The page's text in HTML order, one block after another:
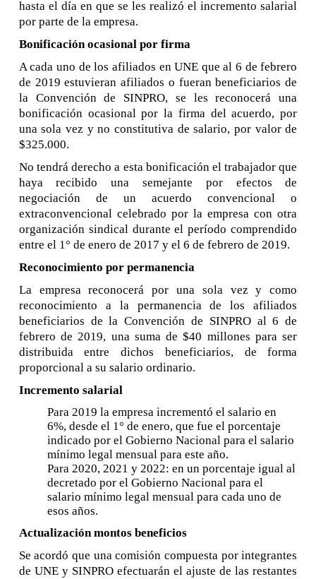
hasta el día en que se les realizó el incremento salarial
por parte de la empresa.
Bonificación ocasional por firma
A cada uno de los afiliados en UNE que al 6 de febrero
de 2019 estuvieran afiliados o fueran beneficiarios de
la Convención de SINPRO, se les reconocerá una
bonificación ocasional por la firma del acuerdo, por
una sola vez y no constitutiva de salario, por valor de
$325.000.
No tendrá derecho a esta bonificación el trabajador que
haya recibido una semejante por efectos de
negociación de un acuerdo convencional o
extraconvencional celebrado por la empresa con otra
organización sindical durante el período comprendido
entre el 1° de enero de 2017 y el 6 de febrero de 2019.
Reconocimiento por permanencia
La empresa reconocerá por una sola vez y como
reconocimiento a la permanencia de los afiliados
beneficiarios de la Convención de SINPRO al 6 de
febrero de 2019, una suma de $40 millones para ser
distribuida entre dichos beneficiarios, de forma
proporcional a su salario ordinario.
Incremento salarial
Para 2019 la empresa incrementó el salario en
6%, desde el 1° de enero, que fue el porcentaje
indicado por el Gobierno Nacional para el salario
mínimo legal mensual para este año.
Para 2020, 2021 y 2022: en un porcentaje igual al
decretado por el Gobierno Nacional para el
salario mínimo legal mensual para cada uno de
esos años.
Actualización montos beneficios
Se acordó que una comisión compuesta por integrantes
de UNE y SINPRO efectuarán el ajuste de las restantes